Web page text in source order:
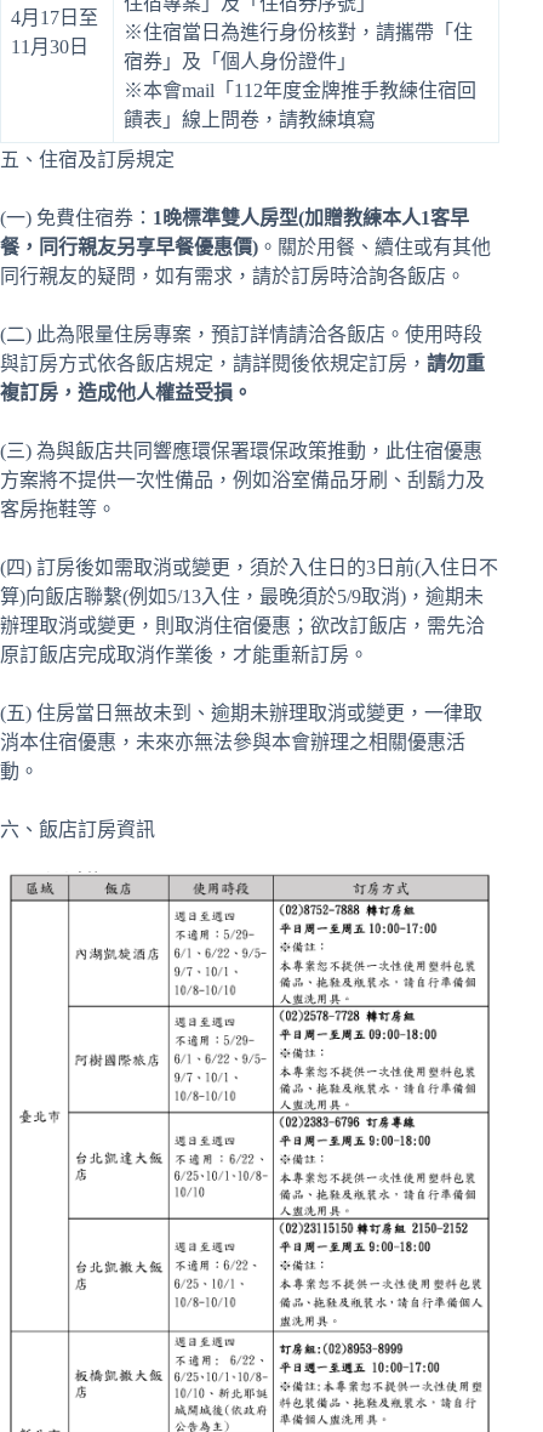
4月17日至
11月30日
※住宿當日為進行身份核對，請攜帶「住
宿券」及「個人身份證件」
※本會mail「112年度金牌推手教練住宿回
饋表」線上問卷，請教練填寫
五、住宿及訂房規定
(一) 免費住宿券： 1晚標準雙人房型(加贈教練本人1客早
餐，同行親友另享早餐優惠價) 。關於用餐、續住或有其他
同行親友的疑問，如有需求，請於訂房時洽詢各飯店。
(二) 此為限量住房專案，預訂詳情請洽各飯店。使用時段
與訂房方式依各飯店規定，請詳閱後依規定訂房， 請勿重
複訂房，造成他人權益受損。
(三) 為與飯店共同響應環保署環保政策推動，此住宿優惠
方案將不提供一次性備品，例如浴室備品牙刷、刮鬍力及
客房拖鞋等。
(四) 訂房後如需取消或變更，須於入住日的3日前(入住日不
算)向飯店聯繫(例如5/13入住，最晚須於5/9取消)，逾期未
辦理取消或變更，則取消住宿優惠；欲改訂飯店，需先洽
原訂飯店完成取消作業後，才能重新訂房。
(五) 住房當日無故未到、逾期未辦理取消或變更，一律取
消本住宿優惠，未來亦無法參與本會辦理之相關優惠活
動。
六、飯店訂房資訊